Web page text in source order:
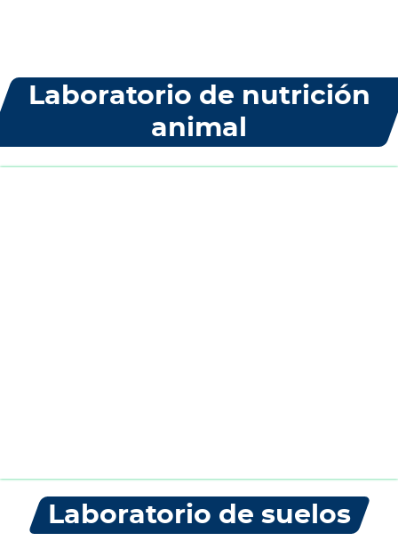
Laboratorio de nutrición
animal
Laboratorio de suelos